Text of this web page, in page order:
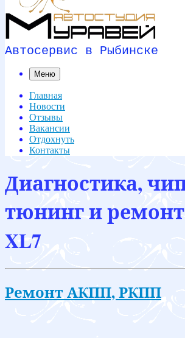
Автосервис в Рыбинске
Меню
Главная
Новости
Отзывы
Вакансии
Отдохнуть
Контакты
Диагностика,
тюнинг и
XL7
Ремонт АКПП, РКПП